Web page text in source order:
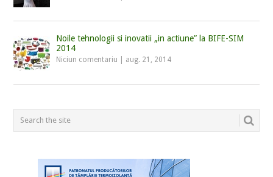
Noile tehnologii si inovatii „in actiune” la BIFE-SIM
2014
Niciun comentariu aug. 21, 2014